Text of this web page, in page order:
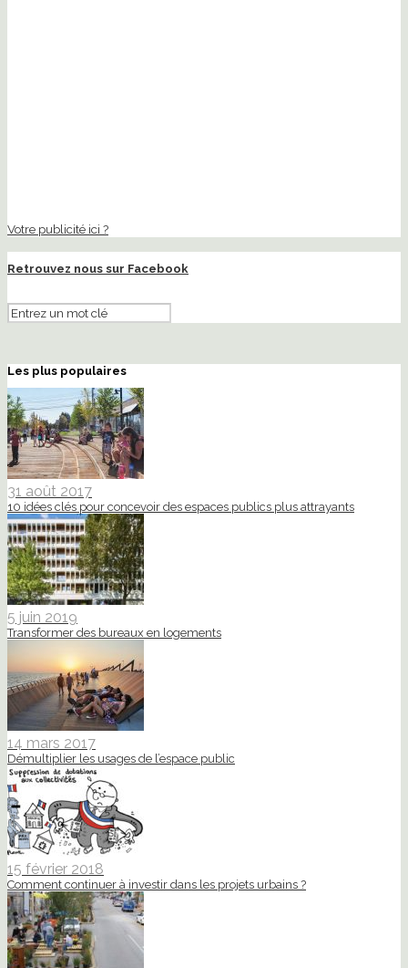
Votre publicité ici ?
Retrouvez nous sur Facebook
Les plus populaires
31 août 2017
10 idées clés pour concevoir des espaces publics plus attrayants
5 juin 2019
Transformer des bureaux en logements
14 mars 2017
Démultiplier les usages de l’espace public
15 février 2018
Comment continuer à investir dans les projets urbains ?